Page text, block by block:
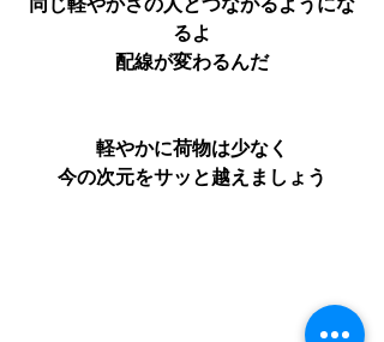
同じ軽やかさの人とつながるようにな
るよ
配線が変わるんだ
軽やかに荷物は少なく
今の次元をサッと越えましょう